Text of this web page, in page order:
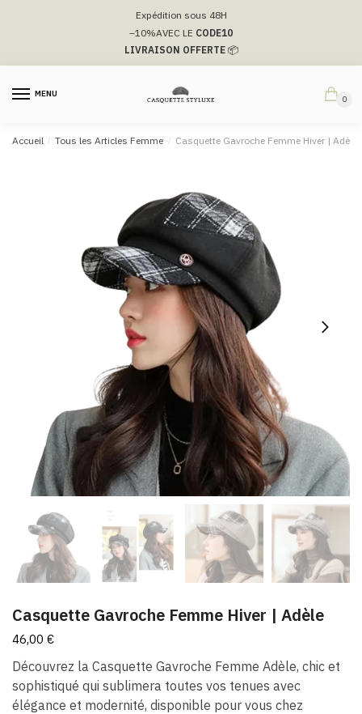
navigation
Expédition sous 48H
–10%AVEC LE CODE10
LIVRAISON OFFERTE📦
MENU
0
Accueil / Tous les Articles Femme / Casquette Gavroche Femme Hiver​ | Adèle
Casquette Gavroche Femme Hiver​ | Adèle
46,00 €
Découvrez la Casquette Gavroche Femme Adèle, chic et
sophistiqué qui sublimera toutes vos tenues avec
élégance et modernité, disponible pour vous chez